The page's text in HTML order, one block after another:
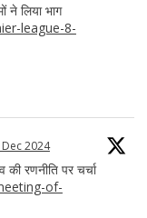
ने लिया भाग
league-8-
Dec 2024
की रणनीति पर चर्चा
of-